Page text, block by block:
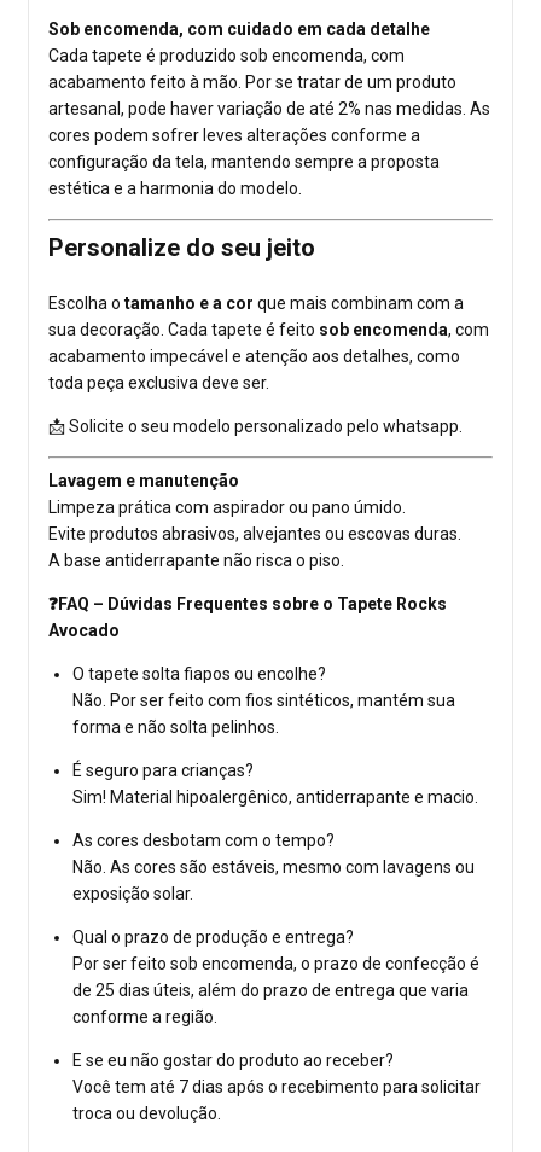
Sob encomenda, com cuidado em cada detalhe
Cada tapete é produzido sob encomenda, com
acabamento feito à mão. Por se tratar de um produto
artesanal, pode haver variação de até 2% nas medidas. As
cores podem sofrer leves alterações conforme a
configuração da tela, mantendo sempre a proposta
estética e a harmonia do modelo.
Personalize do seu jeito
Escolha o tamanho e a cor que mais combinam com a
sua decoração. Cada tapete é feito sob encomenda, com
acabamento impecável e atenção aos detalhes, como
toda peça exclusiva deve ser.
📩 Solicite o seu modelo personalizado pelo whatsapp.
Lavagem e manutenção
Limpeza prática com aspirador ou pano úmido.
Evite produtos abrasivos, alvejantes ou escovas duras.
A base antiderrapante não risca o piso.
❓FAQ – Dúvidas Frequentes sobre o Tapete Rocks
Avocado
O tapete solta fiapos ou encolhe?
Não. Por ser feito com fios sintéticos, mantém sua
forma e não solta pelinhos.
É seguro para crianças?
Sim! Material hipoalergênico, antiderrapante e macio.
As cores desbotam com o tempo?
Não. As cores são estáveis, mesmo com lavagens ou
exposição solar.
Qual o prazo de produção e entrega?
Por ser feito sob encomenda, o prazo de confecção é
de 25 dias úteis, além do prazo de entrega que varia
conforme a região.
E se eu não gostar do produto ao receber?
Você tem até 7 dias após o recebimento para solicitar
troca ou devolução.